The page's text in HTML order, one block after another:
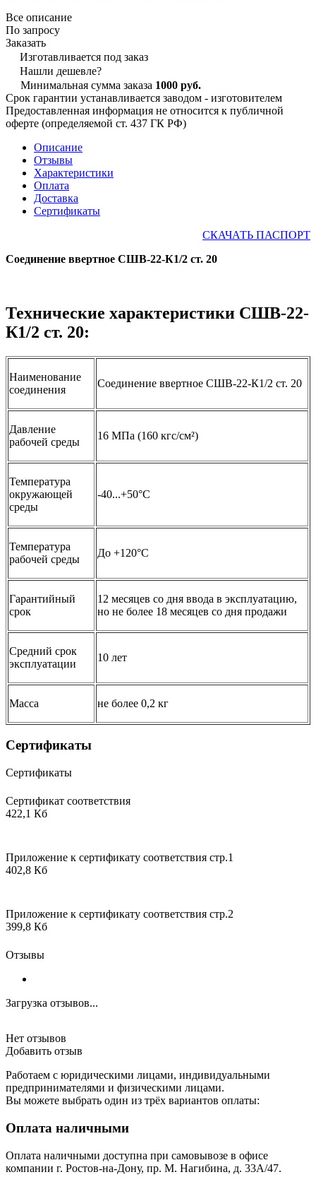
Все описание
По запросу
Заказать
Изготавливается под заказ
Нашли дешевле?
Минимальная сумма заказа 1000 руб.
Срок гарантии устанавливается заводом - изготовителем
Предоставленная информация не относится к публичной
оферте (определяемой ст. 437 ГК РФ)
Описание
Отзывы
Характеристики
Оплата
Доставка
Сертификаты
СКАЧАТЬ ПАСПОРТ
Соединение ввертное СШВ-22-К1/2 ст. 20
Технические характеристики СШВ-22-
К1/2 ст. 20:
Наименование
соединения
Соединение ввертное СШВ-22-К1/2 ст. 20
Давление
рабочей среды
16 МПа (160 кгс/см²)
Температура
окружающей
среды
-40...+50°С
Температура
рабочей среды
До +120°C
Гарантийный
срок
12 месяцев со дня ввода в эксплуатацию,
но не более 18 месяцев со дня продажи
Средний срок
эксплуатации
10 лет
Масса не более 0,2 кг
Сертификаты
Сертификаты
Сертификат соответствия
422,1 Кб
Приложение к сертификату соответствия стр.1
402,8 Кб
Приложение к сертификату соответствия стр.2
399,8 Кб
Отзывы
Загрузка отзывов...
Нет отзывов
Добавить отзыв
Работаем с юридическими лицами, индивидуальными
предпринимателями и физическими лицами.
Вы можете выбрать один из трёх вариантов оплаты:
Оплата наличными
Оплата наличными доступна при самовывозе в офисе
компании г. Ростов-на-Дону, пр. М. Нагибина, д. 33А/47.